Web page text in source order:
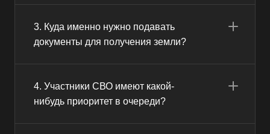
3. Куда именно нужно подавать
документы для получения земли?
4. Участники СВО имеют какой-
нибудь приоритет в очереди?